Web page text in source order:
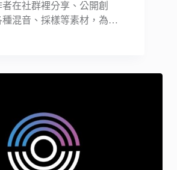
在社群裡分享、公開創
種混音、採樣等素材，為…